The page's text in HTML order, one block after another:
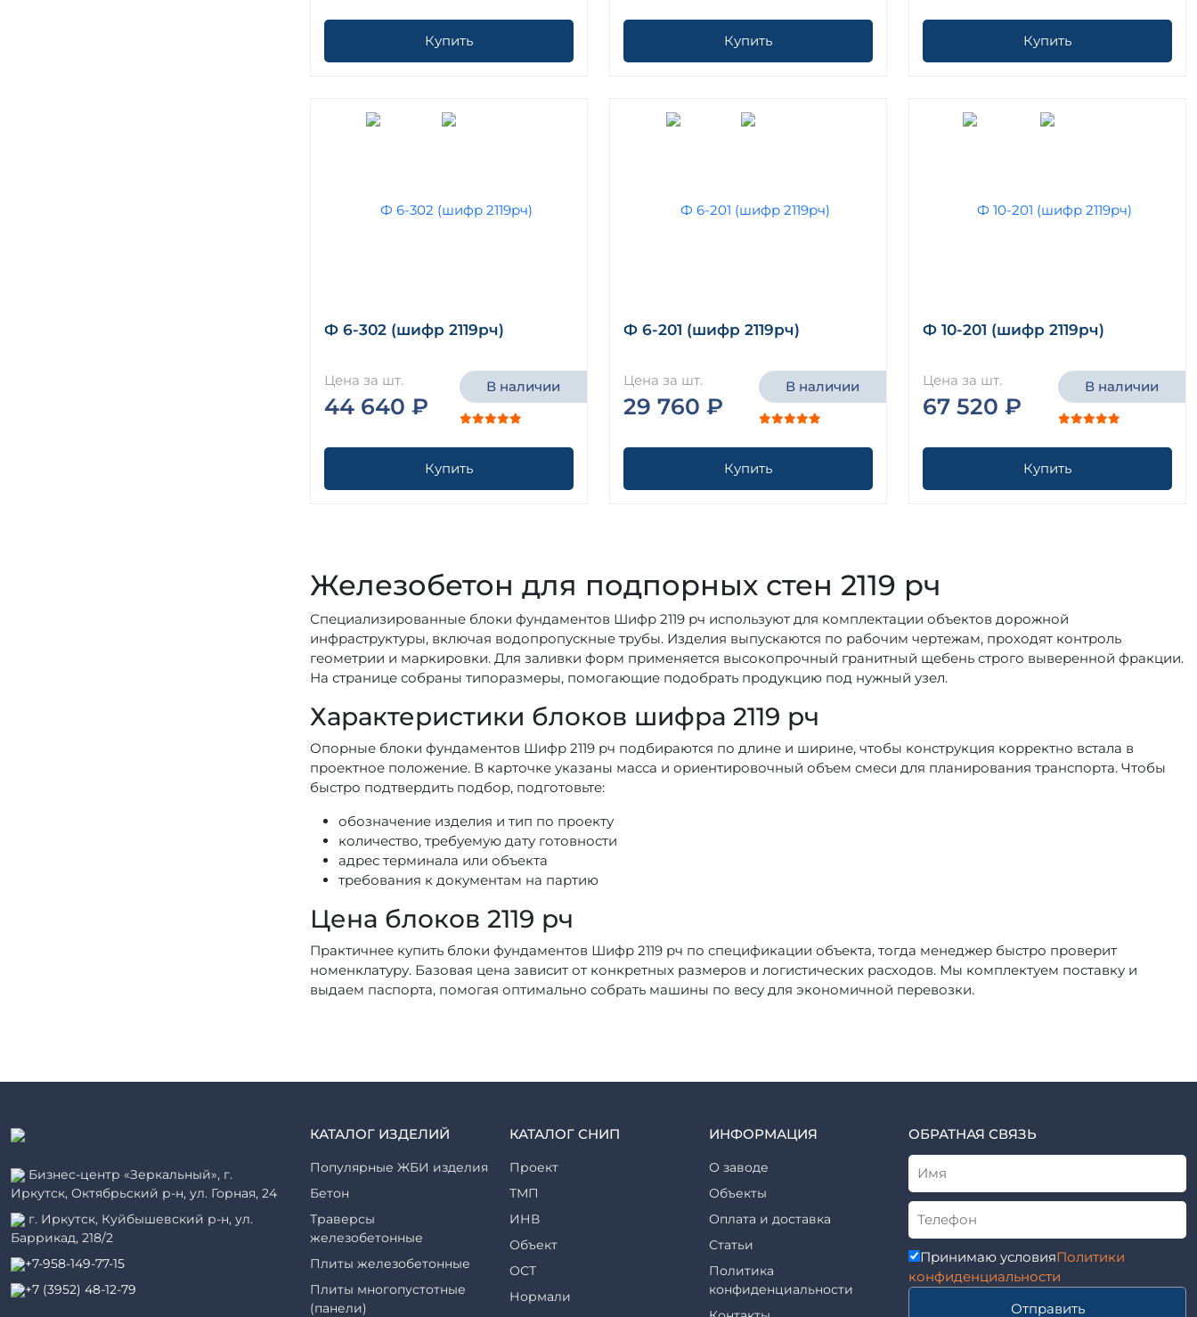
Купить Купить Купить
Ф 6-302 (шифр 2119рч)
Цена за шт.
44 640 ₽
В наличии
Купить
Ф 6-201 (шифр 2119рч)
Цена за шт.
29 760 ₽
В наличии
Купить
Ф 10-201 (шифр 2119рч)
Цена за шт.
67 520 ₽
В наличии
Купить
Железобетон для подпорных стен 2119 рч
Специализированные блоки фундаментов Шифр 2119 рч используют для комплектации объектов дорожной
инфраструктуры, включая водопропускные трубы. Изделия выпускаются по рабочим чертежам, проходят контроль
геометрии и маркировки. Для заливки форм применяется высокопрочный гранитный щебень строго выверенной фракции.
На странице собраны типоразмеры, помогающие подобрать продукцию под нужный узел.
Характеристики блоков шифра 2119 рч
Опорные блоки фундаментов Шифр 2119 рч подбираются по длине и ширине, чтобы конструкция корректно встала в
проектное положение. В карточке указаны масса и ориентировочный объем смеси для планирования транспорта. Чтобы
быстро подтвердить подбор, подготовьте:
обозначение изделия и тип по проекту
количество, требуемую дату готовности
адрес терминала или объекта
требования к документам на партию
Цена блоков 2119 рч
Практичнее купить блоки фундаментов Шифр 2119 рч по спецификации объекта, тогда менеджер быстро проверит
номенклатуру. Базовая цена зависит от конкретных размеров и логистических расходов. Мы комплектуем поставку и
выдаем паспорта, помогая оптимально собрать машины по весу для экономичной перевозки.
Бизнес-центр «Зеркальный», г.
Иркутск, Октябрьский р-н, ул. Горная, 24
г. Иркутск, Куйбышевский р-н, ул.
Баррикад, 218/2
+7-958-149-77-15
+7 (3952) 48-12-79
КАТАЛОГ ИЗДЕЛИЙ
Популярные ЖБИ изделия
Бетон
Траверсы
железобетонные
Плиты железобетонные
Плиты многопустотные
(панели)
КАТАЛОГ СНИП
Проект
ТМП
ИНВ
Объект
ОСТ
Нормали
ИНФОРМАЦИЯ
О заводе
Объекты
Оплата и доставка
Статьи
Политика
конфиденциальности
ОБРАТНАЯ СВЯЗЬ
Принимаю условияПолитики
конфиденциальности
Отправить